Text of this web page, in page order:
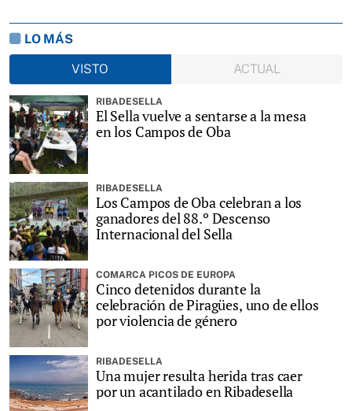
LO MÁS
VISTO
ACTUAL
RIBADESELLA
El Sella vuelve a sentarse a la mesa
en los Campos de Oba
RIBADESELLA
Los Campos de Oba celebran a los
ganadores del 88.º Descenso
Internacional del Sella
COMARCA PICOS DE EUROPA
Cinco detenidos durante la
celebración de Piragües, uno de ellos
por violencia de género
RIBADESELLA
Una mujer resulta herida tras caer
por un acantilado en Ribadesella